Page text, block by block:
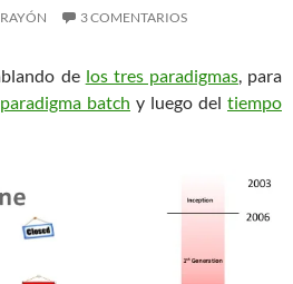
3 COMENTARIOS
de los tres paradigmas, para
paradigma batch y luego del tiempo